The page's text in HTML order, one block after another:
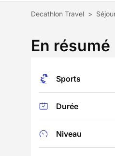
Decathlon Travel >
En résumé
Sports
Durée
Niveau